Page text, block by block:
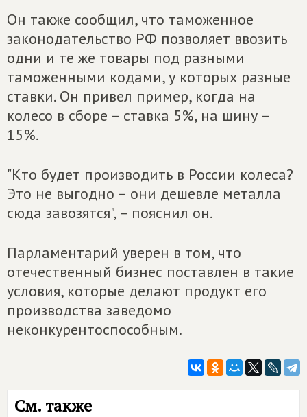
Он также сообщил, что таможенное
законодательство РФ позволяет ввозить
одни и те же товары под разными
таможенными кодами, у которых разные
ставки. Он привел пример, когда на
колесо в сборе – ставка 5%, на шину –
15%.
"Кто будет производить в России колеса?
Это не выгодно – они дешевле металла
сюда завозятся", – пояснил он.
Парламентарий уверен в том, что
отечественный бизнес поставлен в такие
условия, которые делают продукт его
производства заведомо
неконкурентоспособным.
См. также